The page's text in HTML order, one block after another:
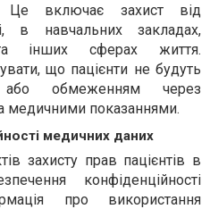
Це включає захист від
в навчальних закладах,
інших сферах життя.
що пацієнти не будуть
або обмеженням через
медичними показаннями.
медичних даних
захисту прав пацієнтів в
конфіденційності
про використання